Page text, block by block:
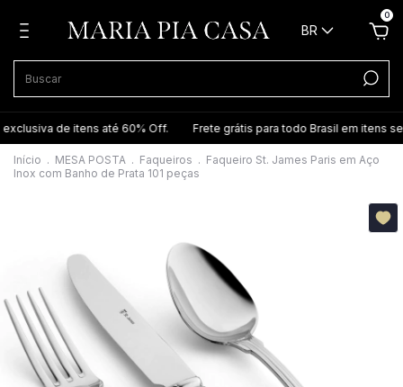
BR
0
de itens até 60% Off. Frete grátis para todo Brasil em itens
Início . MESA POSTA . Faqueiros . Faqueiro St. James Paris em Aço
Inox com Banho de Prata 101 peças